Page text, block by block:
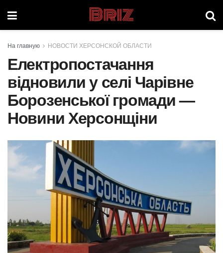
Briz
На главную НОВОСТИ ХЕРСОНСКОЙ ОБЛАСТИ
Електропостачання
відновили у селі Чарівне
Борозенської громади —
Новини Херсонщіни